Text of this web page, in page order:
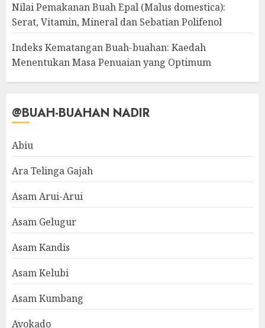
Nilai Pemakanan Buah Epal (Malus domestica):
Serat, Vitamin, Mineral dan Sebatian Polifenol
Indeks Kematangan Buah-buahan: Kaedah
Menentukan Masa Penuaian yang Optimum
@BUAH-BUAHAN NADIR
Abiu
Ara Telinga Gajah
Asam Arui-Arui
Asam Gelugur
Asam Kandis
Asam Kelubi
Asam Kumbang
Avokado